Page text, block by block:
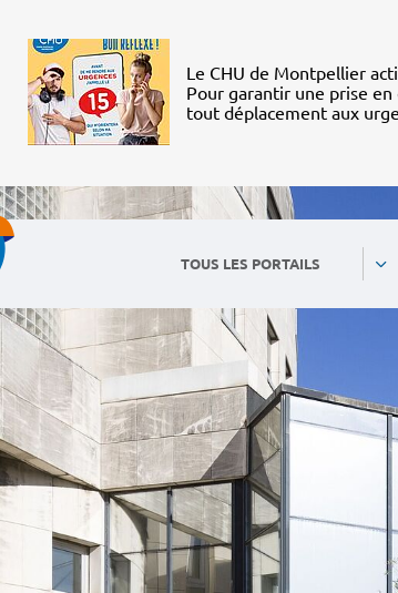
Le CHU de Montpellier
Pour garantir une prise en
tout déplacement aux
TOUS LES PORTAILS